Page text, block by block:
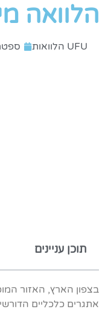
הלוואה
UFU הלוואות ספטמבר
תוכן עניינים
בצפון הארץ, האזור
אתגרים כלכליים